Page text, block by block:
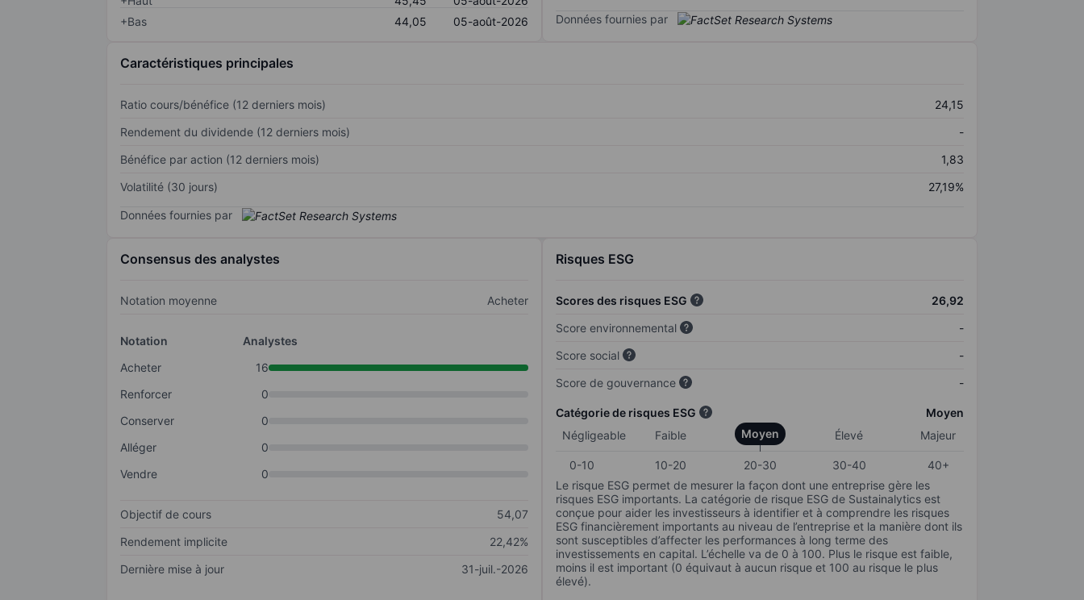
+Bas
44,05 05-août-2026 Données fournies par
Caractéristiques principales
Ratio cours/bénéfice (12 derniers mois)
24,15
Rendement du dividende (12 derniers mois)
-
Bénéfice par action (12 derniers mois)
1,83
Volatilité (30 jours)
27,19%
Données fournies par
Consensus des analystes
Notation moyenne Acheter
Notation
Analystes
Acheter
16
Renforcer
0
Conserver
0
Alléger
0
Vendre
0
Objectif de cours
54,07
Rendement implicite
22,42%
Dernière mise à jour
31-juil.-2026
Risques ESG
Scores des risques ESG
26,92
Score environnemental
-
Score social
-
Score de gouvernance
-
Catégorie de risques ESG
Moyen
Négligeable
Faible Moyen Élevé Majeur
0-10 10-20 20-30 30-40
40+
Le risque ESG permet de mesurer la façon dont une entreprise gère les
risques ESG importants. La catégorie de risque ESG de Sustainalytics est
conçue pour aider les investisseurs à identifier et à comprendre les risques
ESG financièrement importants au niveau de l’entreprise et la manière dont ils
sont susceptibles d’affecter les performances à long terme des
investissements en capital. L’échelle va de 0 à 100. Plus le risque est faible,
moins il est important (0 équivaut à aucun risque et 100 au risque le plus
élevé).